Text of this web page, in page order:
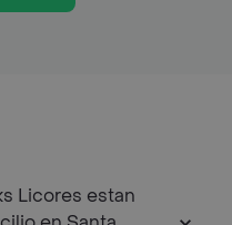
Licores estan